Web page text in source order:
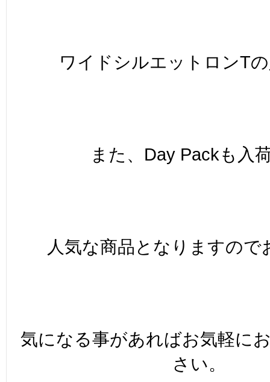
ワイドシルエットロンT
また、Day Packも入
人気な商品となりますので
気になる事があればお気軽に
さい。